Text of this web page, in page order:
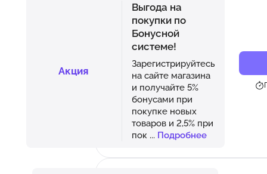
Акция
Выгода на
покупки по
Бонусной
системе!
Зарегистрируйтесь
на сайте магазина
и получайте 5%
бонусами при
покупке новых
товаров и 2,5% при
пок ... Подробнее